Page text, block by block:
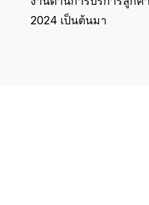
2024 เป็นต้นมา